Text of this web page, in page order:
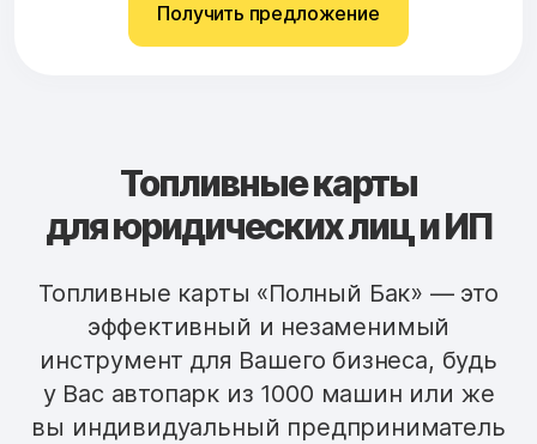
Получить предложение
Топливные карты
для юридических лиц и ИП
Топливные карты «Полный Бак» — это
эффективный и незаменимый
инструмент для Вашего бизнеса, будь
у Вас автопарк из 1000 машин или же
вы индивидуальный предприниматель